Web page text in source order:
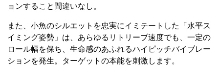
ョンすること間違いなし。
また、小魚のシルエットを忠実にイミテートした「水平ス
イミング姿勢」は、あらゆるリトリーブ速度でも、一定の
ロール幅を保ち、生命感のあふれるハイピッチバイブレー
ションを発生。ターゲットの本能を刺激します。